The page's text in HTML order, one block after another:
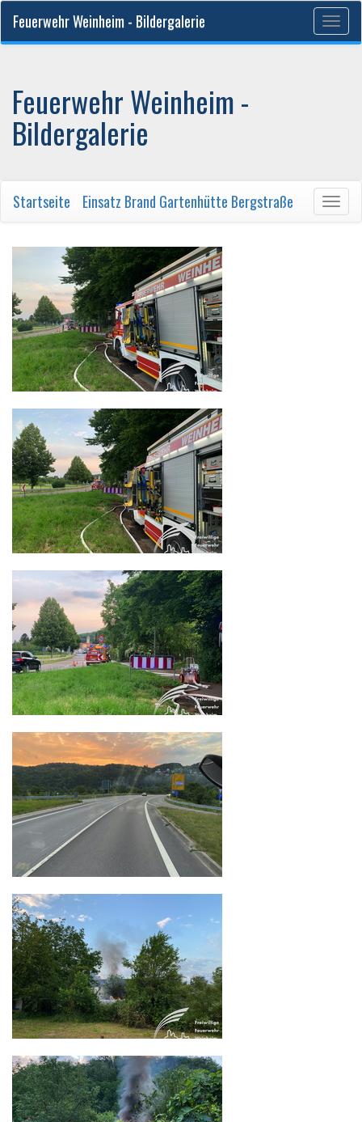
Feuerwehr Weinheim - Bildergalerie
Feuerwehr Weinheim -
Bildergalerie
Startseite Einsatz Brand Gartenhütte Bergstraße